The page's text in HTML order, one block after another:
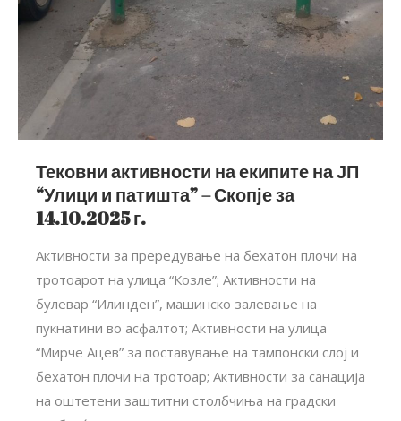
Тековни активности на екипите на ЈП
“Улици и патишта” – Скопје за
14.10.2025 г.
Активности за прередување на бехатон плочи на
тротоарот на улица “Козле”; Активности на
булевар “Илинден”, машинско залевање на
пукнатини во асфалтот; Активности на улица
“Мирче Ацев” за поставување на тампонски слој и
бехатон плочи на тротоар; Aктивности за санација
на оштетени заштитни столбчиња на градски